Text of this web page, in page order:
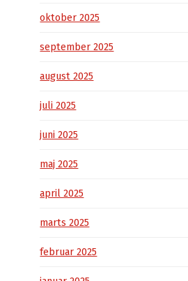
oktober 2025
september 2025
august 2025
juli 2025
juni 2025
maj 2025
april 2025
marts 2025
februar 2025